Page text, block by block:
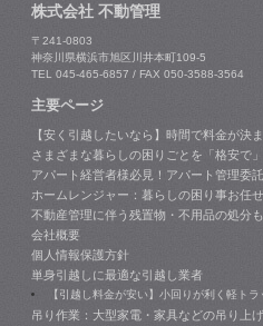
株式会社 不動管理
〒241-0803
神奈川県横浜市旭区川井本町109-5
TEL 045-465-6857 / FAX 050-3588-3564
主要ページ
【安く引越したいなら】時間で料金が決
さまざまな暮らしの困りごとを「格安で
アパート経営者様必見！アパート管理委
ホームレンジャー：暮らしの困り事お任
不動産管理に伴う残置物・不用品の処分
会社概要
個人情報保護方針
単身引越しに最適な引越し業者
【引越し料金が安い】小回りが利く軽ト
吊り作業：大型家電・家具などの吊り上